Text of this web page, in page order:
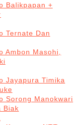
Balikpapan +
Ternate Dan
Ambon Masohi,
Jayapura Timika
Sorong Manokwari
Biak